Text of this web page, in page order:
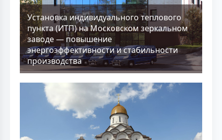
Установка индивидуального теплового
пункта (ИТП) на Московском зеркальном
заводе — повышение
энергоэффективности и стабильности
производства